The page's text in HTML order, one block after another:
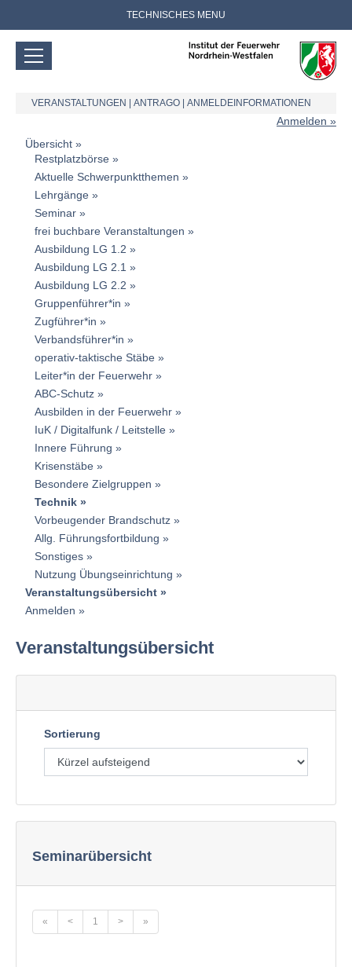
TECHNISCHES MENU
VERANSTALTUNGEN ANTRAGO ANMELDEINFORMATIONEN
Anmelden
Übersicht
Restplatzbörse
Aktuelle Schwerpunktthemen
Lehrgänge
Seminar
frei buchbare Veranstaltungen
Ausbildung LG 1.2
Ausbildung LG 2.1
Ausbildung LG 2.2
Gruppenführer*in
Zugführer*in
Verbandsführer*in
operativ-taktische Stäbe
Leiter*in der Feuerwehr
ABC-Schutz
Ausbilden in der Feuerwehr
IuK / Digitalfunk / Leitstelle
Innere Führung
Krisenstäbe
Besondere Zielgruppen
Technik
Vorbeugender Brandschutz
Allg. Führungsfortbildung
Sonstiges
Nutzung Übungseinrichtung
Veranstaltungsübersicht
Anmelden
Veranstaltungsübersicht
Sortierung
Seminarübersicht
« < 1 > »